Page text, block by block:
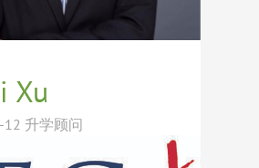
、塔夫脱学校（The Taft
布莱尔学院（Blair
鲁米斯查菲高中（The
School）、圣马克学
School）、哈克学校
School）、霍普金斯学
Xu
升学顾问